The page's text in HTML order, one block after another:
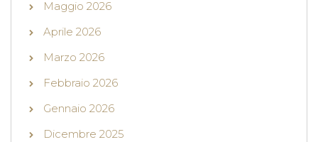
Maggio 2026
Aprile 2026
Marzo 2026
Febbraio 2026
Gennaio 2026
Dicembre 2025